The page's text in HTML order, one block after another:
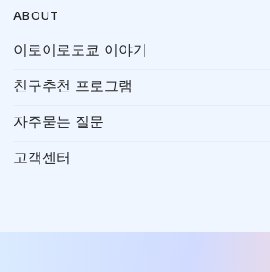
ABOUT
이로이로도쿄 이야기
친구추천 프로그램
자주묻는 질문
고객센터